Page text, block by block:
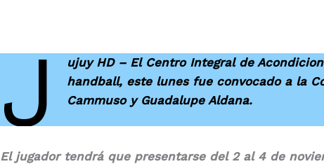
J
ujuy HD – El Centro Integral de
handball, este lunes fue convocado a la
Cammuso y Guadalupe Aldana.
El jugador tendrá que presentarse del 2 al 4 de